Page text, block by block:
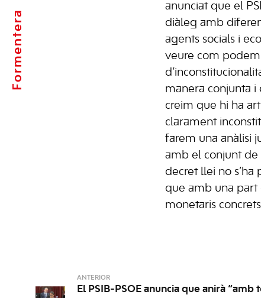
Formentera
anunciat que el
diàleg amb
agents socials i
veure com
manera conjunta i
creim que hi ha
clarament
farem una anàlisi
amb el conjunt de
decret llei no
que amb una part
monetaris
ANTERIOR
El PSIB-PSOE anuncia que anirà “amb